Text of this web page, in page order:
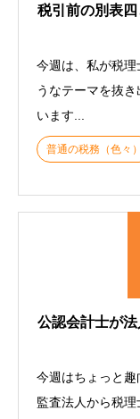
税引前の別表
今週は、私が税
うなテーマを抜
います...
普通の税務（色々）
公認会計士が
今週はちょっと
監査法人から税